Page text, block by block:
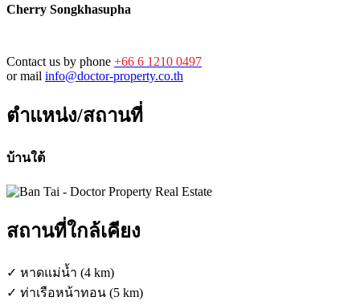
Cherry Songkhasupha
Contact us by phone +66 6 1210 0497
or mail info@doctor-property.co.th
ตำแหน่ง/สถานที่
บ้านใต้
สถานที่ใกล้เคียง
✓ หาดแม่น้ำ (4 km)
✓ ท่าเรือหน้าทอน (5 km)